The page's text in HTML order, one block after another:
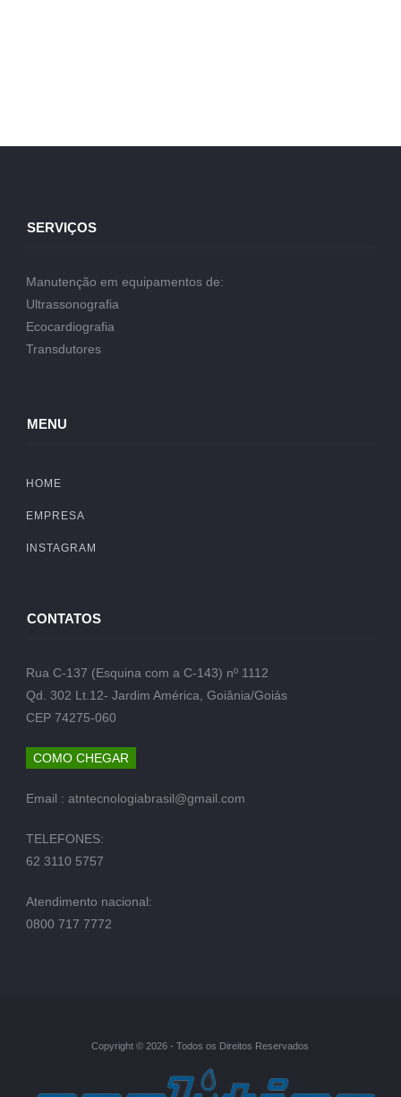
SERVIÇOS
Manutenção em equipamentos de:
Ultrassonografia
Ecocardiografia
Transdutores
MENU
HOME
EMPRESA
INSTAGRAM
CONTATOS
Rua C-137 (Esquina com a C-143) nº 1112
Qd. 302 Lt.12- Jardim América, Goiânia/Goiás
CEP 74275-060
COMO CHEGAR
Email : atntecnologiabrasil@gmail.com
TELEFONES:
62 3110 5757
Atendimento nacional:
0800 717 7772
Copyright © 2026 - Todos os Direitos Reservados